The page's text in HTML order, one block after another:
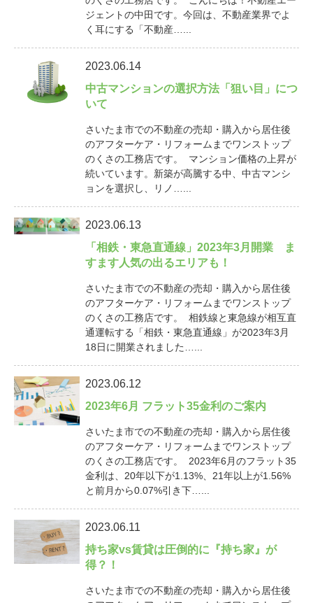
ジェントの中田です。今回は、不動産業界でよ
く耳にする「不動産…...
2023.06.14
中古マンションの選択方法「狙い目」につ
いて
さいたま市での不動産の売却・購入から居住後
のアフターケア・リフォームまでワンストップ
のくさの工務店です。 マンション価格の上昇が
続いています。新築が高騰する中、中古マンシ
ョンを選択し、リノ…...
2023.06.13
「相鉄・東急直通線」2023年3月開業 ま
すます人気の出るエリアも！
さいたま市での不動産の売却・購入から居住後
のアフターケア・リフォームまでワンストップ
のくさの工務店です。 相鉄線と東急線が相互直
通運転する「相鉄・東急直通線」が2023年3月
18日に開業されました…...
2023.06.12
2023年6月 フラット35金利のご案内
さいたま市での不動産の売却・購入から居住後
のアフターケア・リフォームまでワンストップ
のくさの工務店です。 2023年6月のフラット35
金利は、20年以下が1.13%、21年以上が1.56%
と前月から0.07%引き下…...
2023.06.11
持ち家vs賃貸は圧倒的に『持ち家』が
得？！
さいたま市での不動産の売却・購入から居住後